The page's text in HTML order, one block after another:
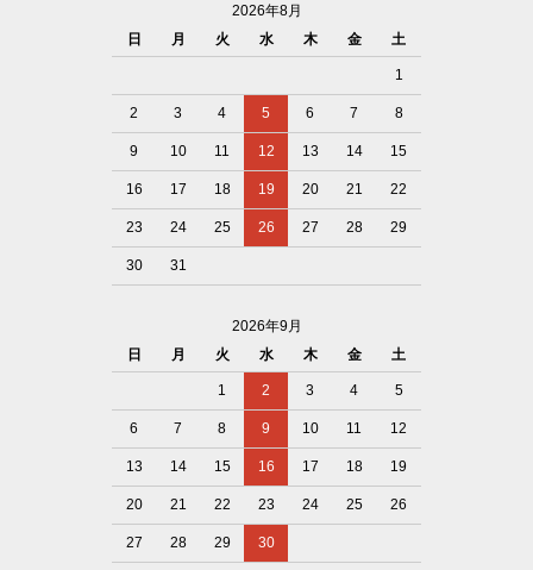
2026年8月
日
月 火 水 木 金 土
1
2 3 4 5 6 7 8
9 10 11 12 13 14 15
16 17 18 19 20 21 22
23 24 25 26 27 28 29
30 31
2026年9月
日
月 火 水 木 金 土
1 2 3 4 5
6 7 8 9 10 11 12
13 14 15 16 17 18 19
20 21 22 23 24 25 26
27 28 29 30